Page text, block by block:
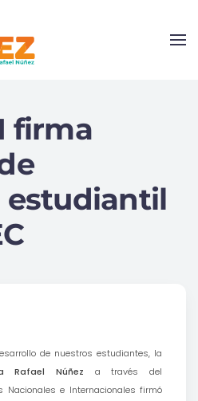
firma
de nuestros estudiantes, la
Rafael Núñez a través del
Nacionales e Internacionales firmó